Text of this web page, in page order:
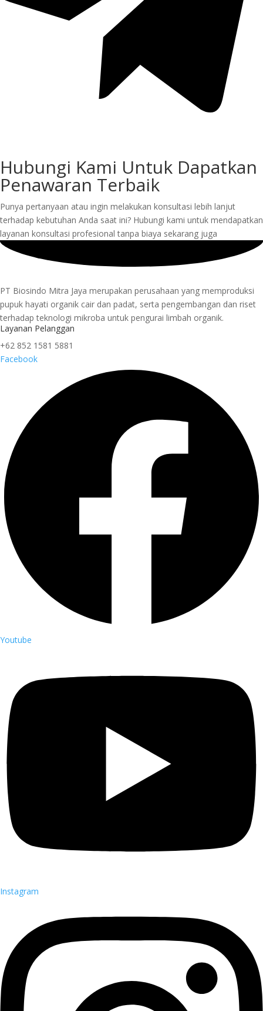
Hubungi Kami Untuk Dapatkan
Penawaran Terbaik
Punya pertanyaan atau ingin melakukan konsultasi lebih lanjut
terhadap kebutuhan Anda saat ini? Hubungi kami untuk mendapatkan
layanan konsultasi profesional tanpa biaya sekarang juga
PT Biosindo Mitra Jaya merupakan perusahaan yang memproduksi
pupuk hayati organik cair dan padat, serta pengembangan dan riset
terhadap teknologi mikroba untuk pengurai limbah organik.
Layanan Pelanggan
+62 852 1581 5881
Facebook
Youtube
Instagram